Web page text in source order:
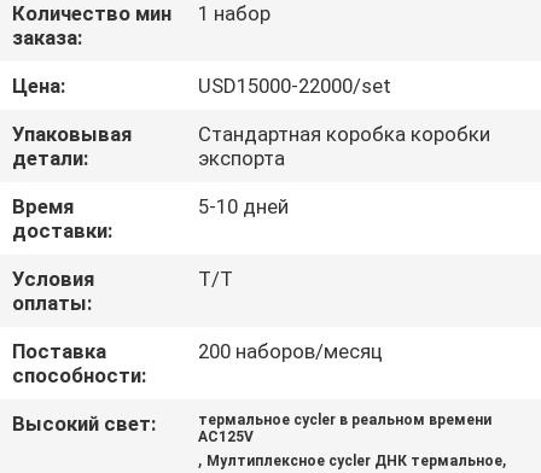
ПРОВЕРКА
КАЧЕСТВА
СВЯЖИТЕСЬ
МЫ
СПРОСИТЕ
ЦИТАТУ
САЙТА
Количество мин
заказа:
1 набор
Цена:
USD15000-22000/set
Упаковывая
детали:
Стандартная коробка коробки
экспорта
Время
доставки:
5-10 дней
Условия
оплаты:
T/T
Поставка
способности:
200 наборов/месяц
Высокий свет:
термальное cycler в реальном времени
AC125V
, Мултиплексное cycler ДНК термальное,